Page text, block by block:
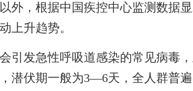
，根据中国疾控中心监测数据显
上升趋势。
发急性呼吸道感染的常见病毒，
潜伏期一般为3—6天，全人群普